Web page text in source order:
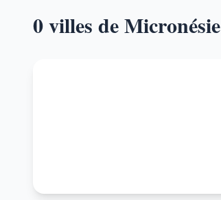
0 villes de Micronésie